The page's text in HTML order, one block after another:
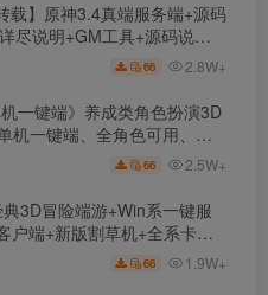
载】原神3.4真端服务端+源码
尽说明+GM工具+源码说明
66 2.8W+
机一键端》养成类角色扮演3D
机一键端、全角色可用、无
姆级安装教程
66 2.5W+
典3D冒险端游+Win系一键服
户端+新版割草机+全系卡池
66 1.9W+